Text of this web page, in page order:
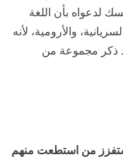
لدعواه بأن اللغة
والأرومية، لأنه
ذكر مجموعة من
من استطعت منهم